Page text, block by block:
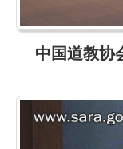
中国道教协